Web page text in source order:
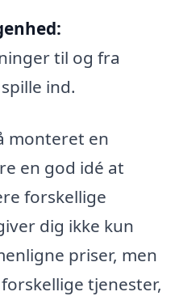
til og fra
ind.
monteret en
en god idé at
forskellige
dig ikke kun
priser, men
tjenester,